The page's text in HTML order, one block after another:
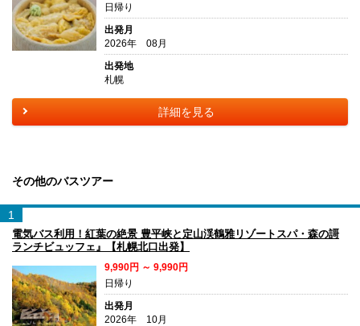
日帰り
出発月
2026年 08月
出発地
札幌
詳細を見る
その他のバスツアー
1
電気バス利用！紅葉の絶景 豊平峡と定山渓鶴雅リゾートスパ・森の謌
ランチビュッフェ』【札幌北口出発】
9,990円 ～ 9,990円
日帰り
出発月
2026年 10月